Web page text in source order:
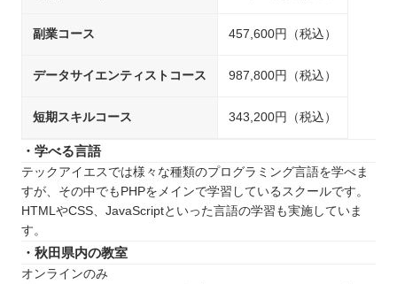
副業コース 457,600円（税込）
データサイエンティストコース 987,800円（税込）
短期スキルコース 343,200円（税込）
・学べる言語
テックアイエスでは様々な種類のプログラミング言語を学べま
すが、その中でもPHPをメインで学習しているスクールです。
HTMLやCSS、JavaScriptといった言語の学習も実施していま
す。
・秋田県内の教室
オンラインのみ